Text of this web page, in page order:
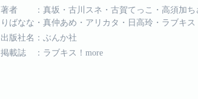
著者 ：真坂・古川スネ・古賀てっこ・高須加ち
りばなな・真仲あめ・アリカタ・日高玲・ラブキス
出版社名：ぶんか社
掲載誌 ：ラブキス！more